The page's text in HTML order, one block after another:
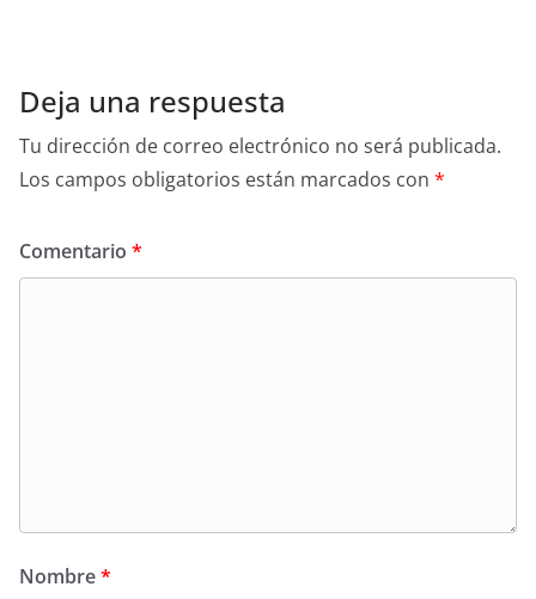
Deja una respuesta
Tu dirección de correo electrónico no será publicada.
Los campos obligatorios están marcados con *
Comentario *
Nombre*